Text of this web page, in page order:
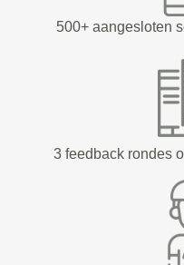
500+ aangesloten
3 feedback rondes